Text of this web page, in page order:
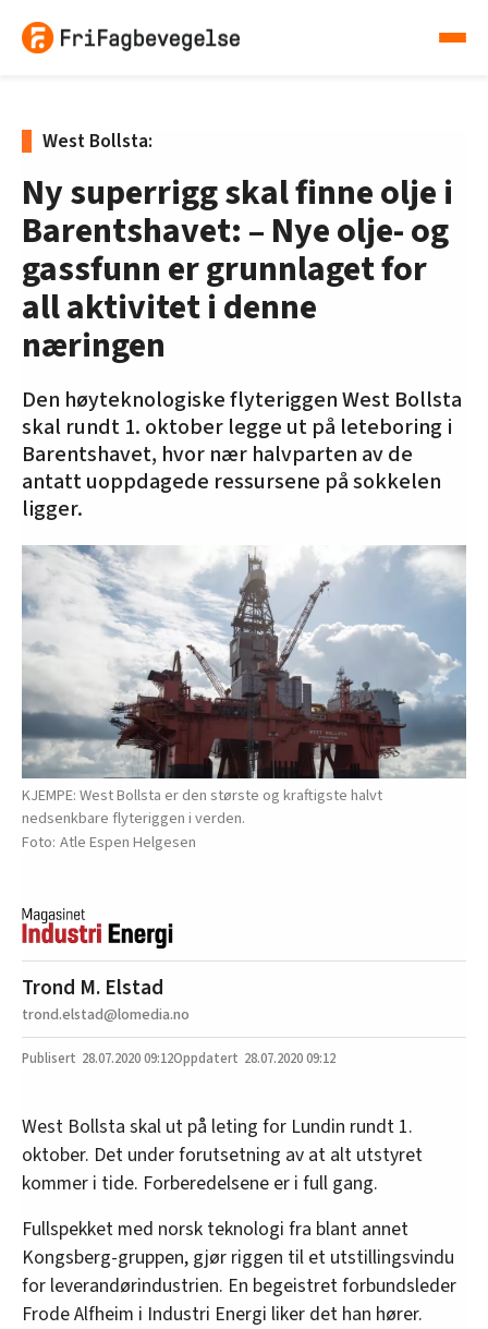
West Bollsta:
Ny superrigg skal finne olje i
Barentshavet: – Nye olje- og
gassfunn er grunnlaget for
all aktivitet i denne
næringen
Den høyteknologiske flyteriggen West Bollsta
skal rundt 1. oktober legge ut på leteboring i
Barentshavet, hvor nær halvparten av de
antatt uoppdagede ressursene på sokkelen
ligger.
KJEMPE: West Bollsta er den største og kraftigste halvt
nedsenkbare flyteriggen i verden.
Atle Espen Helgesen
Trond M. Elstad
trond.elstad@lomedia.no
28.07.202009:12 28.07.2020 09:12
West Bollsta skal ut på leting for Lundin rundt 1.
oktober. Det under forutsetning av at alt utstyret
kommer i tide. Forberedelsene er i full gang.
Fullspekket med norsk teknologi fra blant annet
Kongsberg-gruppen, gjør riggen til et utstillingsvindu
for leverandørindustrien. En begeistret forbundsleder
Frode Alfheim i Industri Energi liker det han hører.